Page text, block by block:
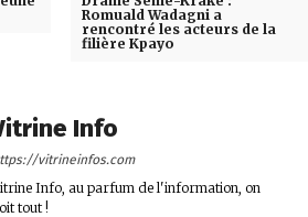
Romuald Wadagni a
rencontré les acteurs de la
filière Kpayo
Info
vitrineinfos.com
Info, au parfum de l'information, on
tout !